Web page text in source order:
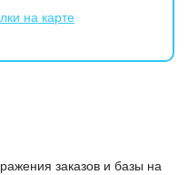
на карте
заказов и базы на